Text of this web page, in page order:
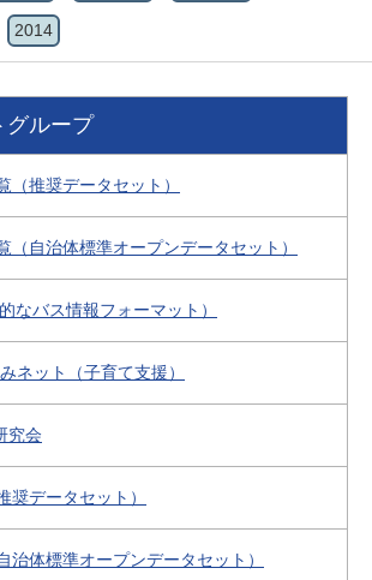
2014
グループ
（推奨データセット）
（自治体標準オープンデータセット）
なバス情報フォーマット）
ネット（子育て支援）
究会
奨データセット）
治体標準オープンデータセット）